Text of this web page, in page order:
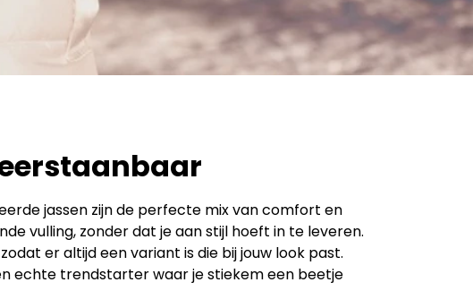
jassen zijn de perfecte mix van comfort en
vulling, zonder dat je aan stijl hoeft in te leveren.
er altijd een variant is die bij jouw look past.
echte trendstarter waar je stiekem een beetje